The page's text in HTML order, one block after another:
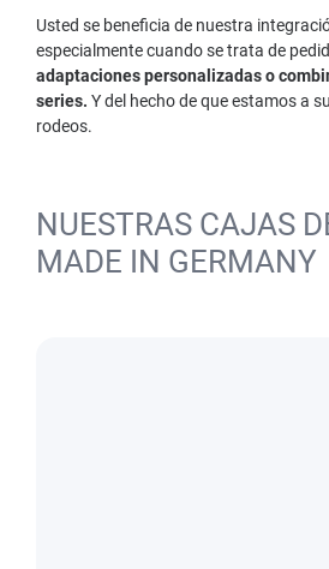
Usted se beneficia de nuestra
especialmente cuando se trata de
adaptaciones personalizadas o
series. Y del hecho de que estamos a
rodeos.
NUESTRAS CAJAS
MADE IN GERMANY